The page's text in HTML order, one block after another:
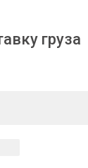
груза